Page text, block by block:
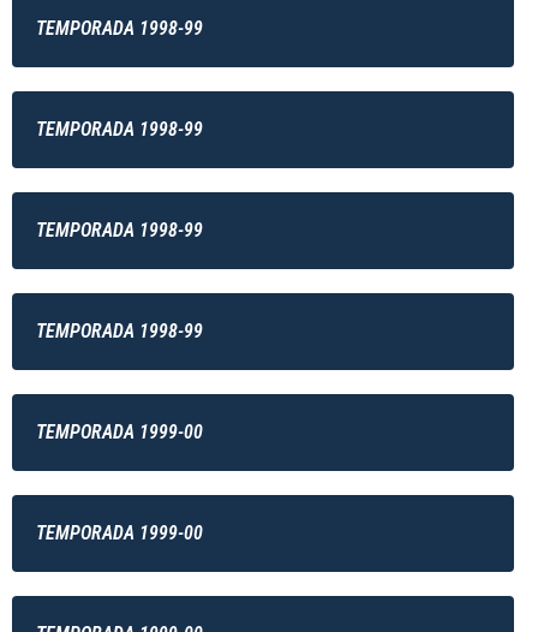
TEMPORADA 1998-99
TEMPORADA 1998-99
TEMPORADA 1998-99
TEMPORADA 1998-99
TEMPORADA 1999-00
TEMPORADA 1999-00